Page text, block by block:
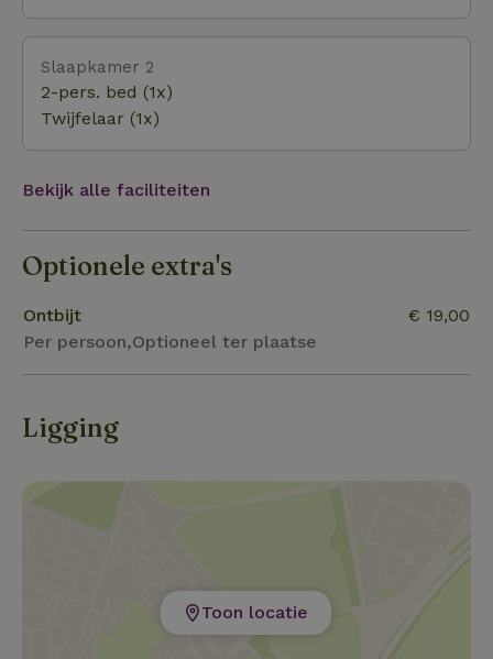
Slaapkamer 2
2-pers. bed (1x)
Twijfelaar (1x)
Bekijk alle faciliteiten
Optionele extra's
Ontbijt
Per persoon,Optioneel ter plaatse
€ 19,00
Ligging
Toon locatie